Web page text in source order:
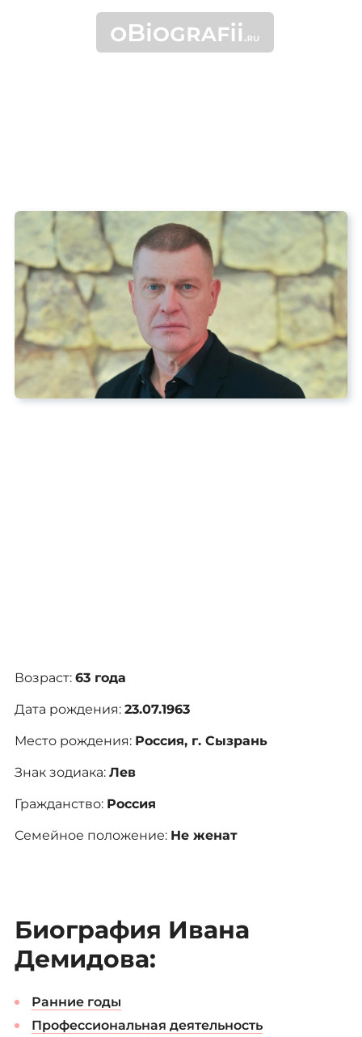
Возраст: 63 года
Дата рождения: 23.07.1963
Место рождения: Россия, г. Сызрань
Знак зодиака: Лев
Гражданство: Россия
Семейное положение: Не женат
Биография Ивана
Демидова:
Ранние годы
Профессиональная деятельность